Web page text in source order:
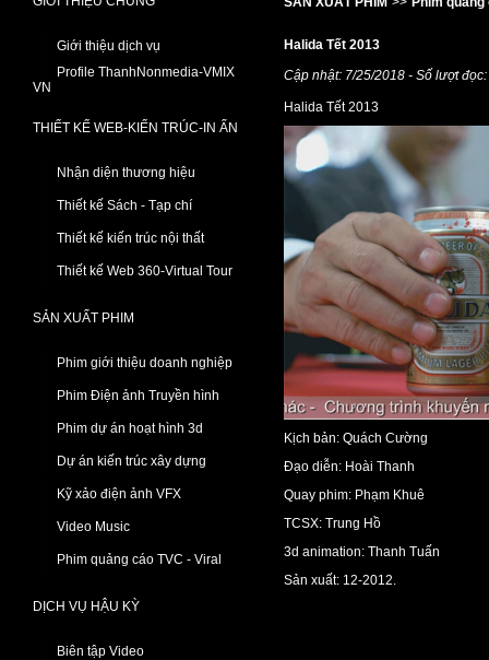
Giới thiệu dịch vụ
Profile ThanhNonmedia-VMIX
VN
THIẾT KẾ WEB-KIẾN TRÚC-IN ẤN
Nhận diện thương hiệu
Thiết kế Sách - Tạp chí
Thiết kế kiến trúc nội thất
Thiết kế Web 360-Virtual Tour
SẢN XUẤT PHIM
Phim giới thiệu doanh nghiệp
Phim Điện ảnh Truyền hình
Phim dự án hoạt hình 3d
Dự án kiến trúc xây dựng
Kỹ xảo điện ảnh VFX
Video Music
Phim quảng cáo TVC - Viral
DỊCH VỤ HẬU KỲ
Biên tập Video
Halida Tết 2013
Cập nhật: 7/25/2018 - Số lượt
Halida Tết 2013
Kịch bản: Quách Cường
Đạo diễn: Hoài Thanh
Quay phim: Phạm Khuê
TCSX: Trung Hồ
3d animation: Thanh Tuấn
Sản xuất: 12-2012.